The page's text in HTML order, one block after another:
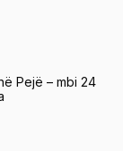
Pejë – mbi 24